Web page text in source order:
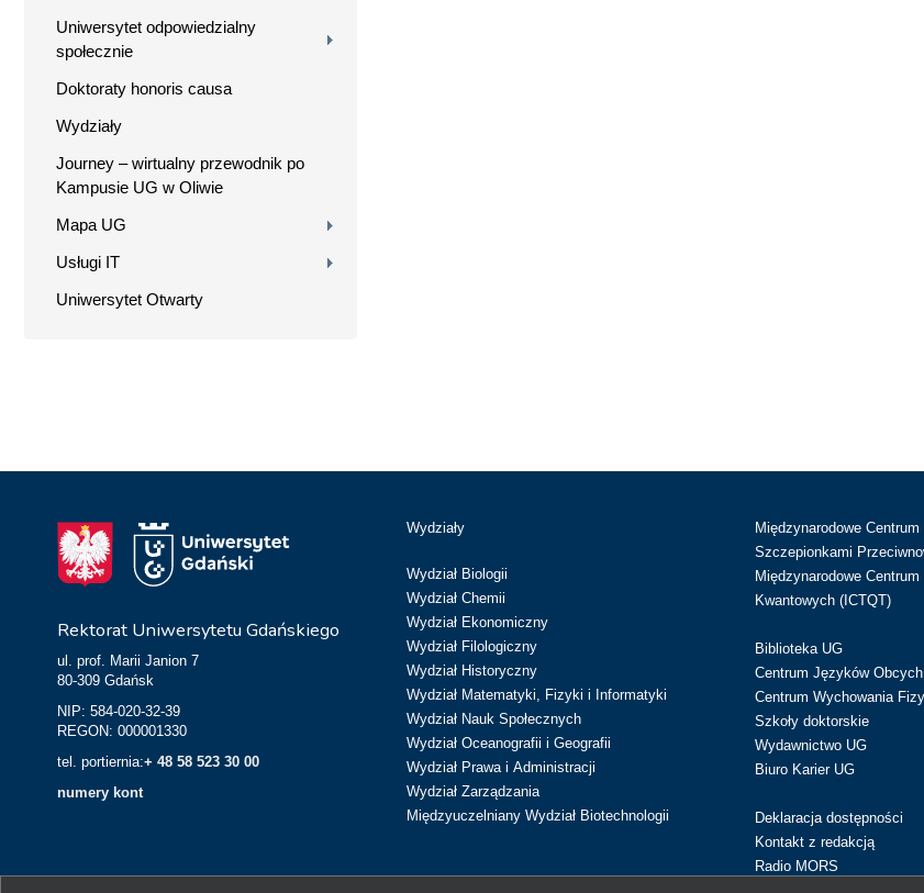
Uniwersytet odpowiedzialny
społecznie
Doktoraty honoris causa
Wydziały
Journey – wirtualny przewodnik po
Kampusie UG w Oliwie
Mapa UG
Usługi IT
Uniwersytet Otwarty
Rektorat Uniwersytetu Gdańskiego
ul. prof. Marii Janion 7
80-309 Gdańsk
NIP: 584-020-32-39
REGON: 000001330
tel. portiernia:+ 48 58 523 30 00
numery kont
Wydziały
Wydział Biologii
Wydział Chemii
Wydział Ekonomiczny
Wydział Filologiczny
Wydział Historyczny
Wydział Matematyki, Fizyki i Informatyki
Wydział Nauk Społecznych
Wydział Oceanografii i Geografii
Wydział Prawa i Administracji
Wydział Zarządzania
Międzyuczelniany Wydział Biotechnologii
Międzynarodowe
Szczepionkami
Międzynarodowe Centrum
Kwantowych (ICTQT)
Biblioteka UG
Centrum Języków Obcych
Centrum Wychowania
Szkoły doktorskie
Wydawnictwo UG
Biuro Karier UG
Deklaracja dostępności
Kontakt z redakcją
Radio MORS